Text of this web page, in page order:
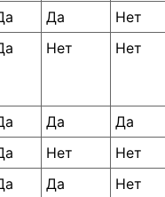
Да Нет
Нет Нет
Да Да
Нет Нет
Да Нет